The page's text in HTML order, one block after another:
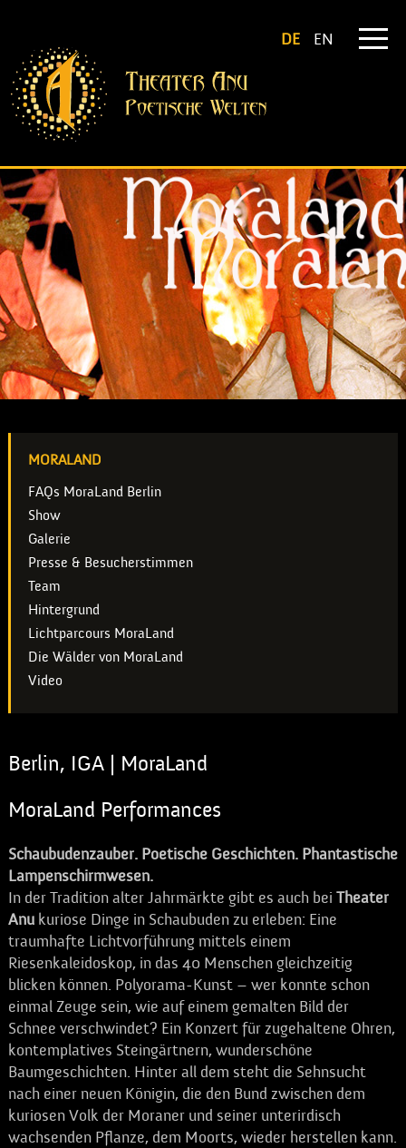
DE EN
MORALAND
FAQs MoraLand Berlin
Show
Galerie
Presse & Besucherstimmen
Team
Hintergrund
Lichtparcours MoraLand
Die Wälder von MoraLand
Video
Berlin, IGA | MoraLand
MoraLand Performances
Schaubudenzauber. Poetische Geschichten. Phantastische
Lampenschirmwesen.
In der Tradition alter Jahrmärkte gibt es auch bei Theater
Anukuriose Dinge in Schaubuden zu erleben: Eine
traumhafte Lichtvorführung mittels einem
Riesenkaleidoskop, in das 40 Menschen gleichzeitig
blicken können. Polyorama-Kunst – wer konnte schon
einmal Zeuge sein, wie auf einem gemalten Bild der
Schnee verschwindet? Ein Konzert für zugehaltene Ohren,
kontemplatives Steingärtnern, wunderschöne
Baumgeschichten. Hinter all dem steht die Sehnsucht
nach einer neuen Königin, die den Bund zwischen dem
kuriosen Volk der Moraner und seiner unterirdisch
wachsenden Pflanze, dem Moorts, wieder herstellen kann.